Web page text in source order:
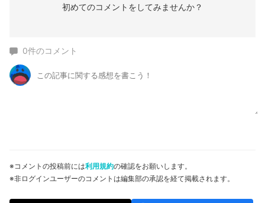
初めてのコメントをしてみませんか？
0件のコメント
※コメントの投稿前には利用規約の確認をお願いします。
※非ログインユーザーのコメントは編集部の承認を経て掲載されます。